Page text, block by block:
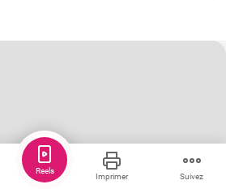
Imprimer Suivez
Reels